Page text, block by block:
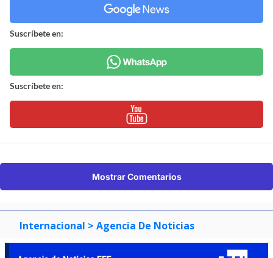
Suscríbete en:
Suscríbete en:
Mostrar Comentarios
Internacional > Agencia De Noticias